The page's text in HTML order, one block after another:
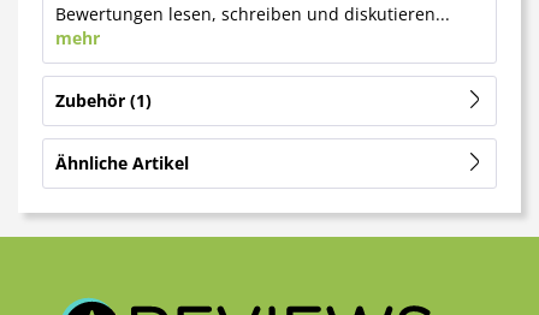
Bewertungen lesen, schreiben und diskutieren...
mehr
Zubehör 1
Ähnliche Artikel